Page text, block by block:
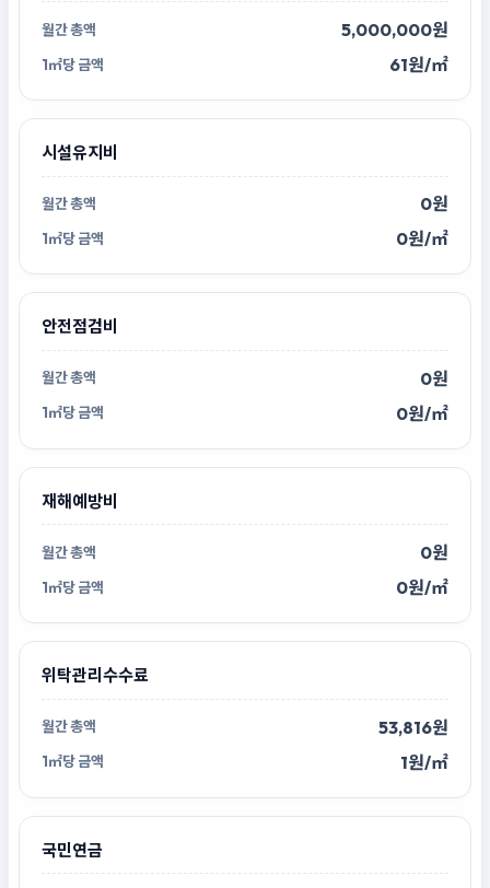
5,000,000원
61원/㎡
시설유지비
0원
0원/㎡
안전점검비
0원
0원/㎡
재해예방비
0원
0원/㎡
위탁관리수수료
53,816원
1원/㎡
국민연금